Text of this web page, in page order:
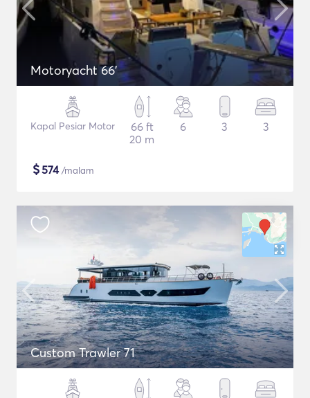
Motoryacht 66'
Kapal Pesiar Motor
66 ft
20 m
6 3 3
$574/malam
Custom Trawler 71